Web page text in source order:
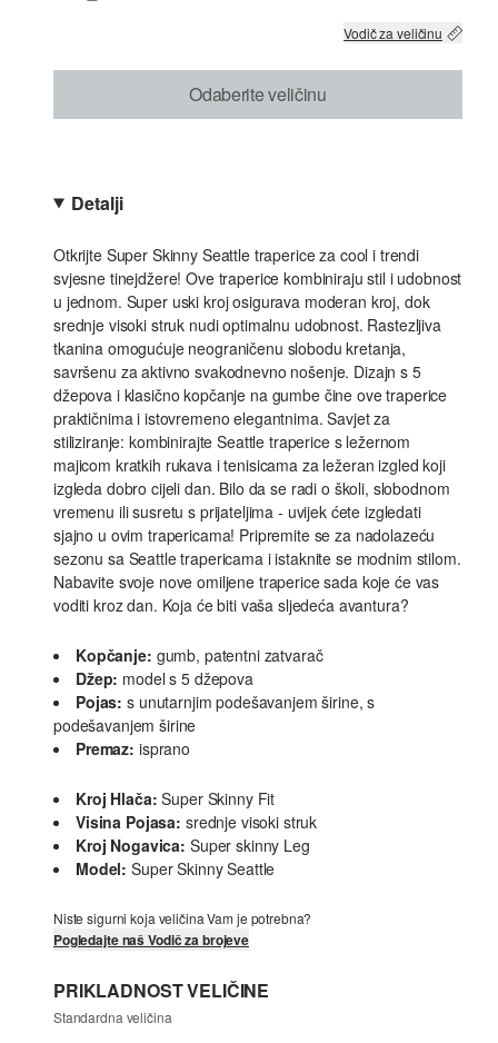
Vodič za veličinu
Odaberite veličinu
Detalji
Otkrijte Super Skinny Seattle traperice za cool i trendi
svjesne tinejdžere! Ove traperice kombiniraju stil i udobnost
u jednom. Super uski kroj osigurava moderan kroj, dok
srednje visoki struk nudi optimalnu udobnost. Rastezljiva
tkanina omogućuje neograničenu slobodu kretanja,
savršenu za aktivno svakodnevno nošenje. Dizajn s 5
džepova i klasično kopčanje na gumbe čine ove traperice
praktičnima i istovremeno elegantnima. Savjet za
stiliziranje: kombinirajte Seattle traperice s ležernom
majicom kratkih rukava i tenisicama za ležeran izgled koji
izgleda dobro cijeli dan. Bilo da se radi o školi, slobodnom
vremenu ili susretu s prijateljima - uvijek ćete izgledati
sjajno u ovim trapericama! Pripremite se za nadolazeću
sezonu sa Seattle trapericama i istaknite se modnim stilom.
Nabavite svoje nove omiljene traperice sada koje će vas
voditi kroz dan. Koja će biti vaša sljedeća avantura?
Kopčanje: gumb, patentni zatvarač
Džep: model s 5 džepova
Pojas: s unutarnjim podešavanjem širine, s
podešavanjem širine
Premaz: isprano
Kroj Hlača: Super Skinny Fit
Visina Pojasa: srednje visoki struk
Kroj Nogavica: Super skinny Leg
Model: Super Skinny Seattle
Niste sigurni koja veličina Vam je potrebna?
Pogledajte naš Vodič za brojeve
PRIKLADNOST VELIČINE
Standardna veličina